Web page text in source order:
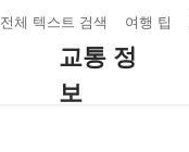
전체 텍스트 검색 여행 팁
교통 정
보